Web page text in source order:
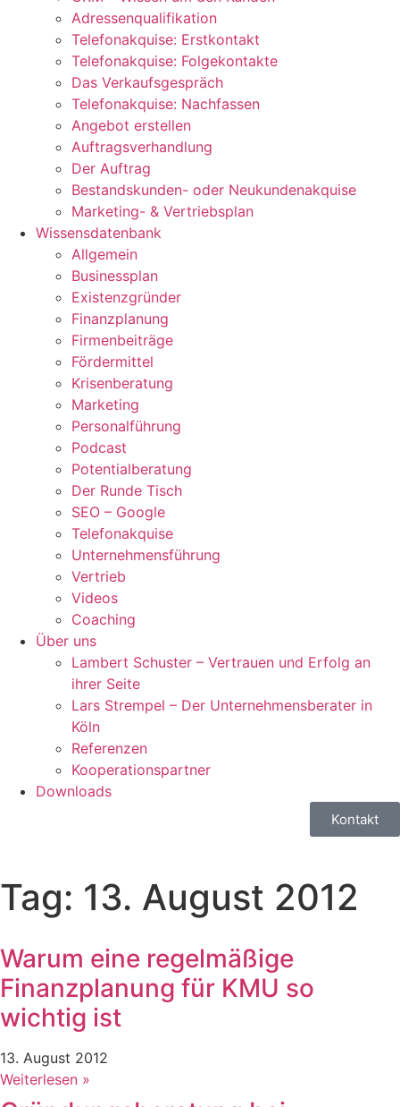
Adressenqualifikation
Telefonakquise: Erstkontakt
Telefonakquise: Folgekontakte
Das Verkaufsgespräch
Telefonakquise: Nachfassen
Angebot erstellen
Auftragsverhandlung
Der Auftrag
Bestandskunden- oder Neukundenakquise
Marketing- & Vertriebsplan
Wissensdatenbank
Allgemein
Businessplan
Existenzgründer
Finanzplanung
Firmenbeiträge
Fördermittel
Krisenberatung
Marketing
Personalführung
Podcast
Potentialberatung
Der Runde Tisch
SEO – Google
Telefonakquise
Unternehmensführung
Vertrieb
Videos
Coaching
Über uns
Lambert Schuster – Vertrauen und Erfolg an
ihrer Seite
Lars Strempel – Der Unternehmensberater in
Köln
Referenzen
Kooperationspartner
Downloads
Kontakt
Tag: 13. August 2012
Warum eine regelmäßige
Finanzplanung für KMU so
wichtig ist
13. August 2012
Weiterlesen »